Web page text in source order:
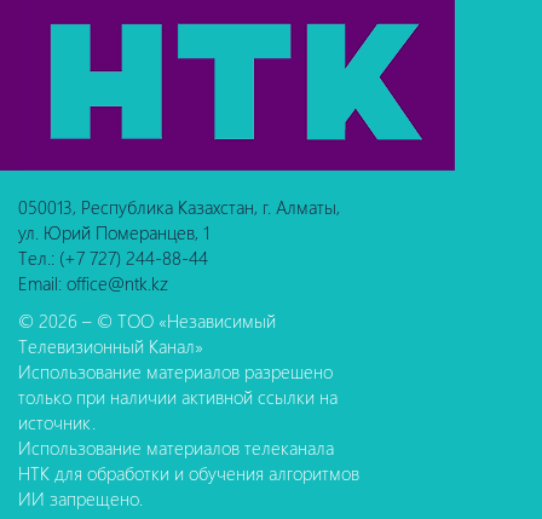
050013, Республика Казахстан, г. Алматы,
ул. Юрий Померанцев, 1
Тел.: (+7 727) 244-88-44
Email: office@ntk.kz
© 2026 – © ТОО «Независимый
Телевизионный Канал»
Использование материалов разрешено
только при наличии активной ссылки на
источник.
Использование материалов телеканала
НТК для обработки и обучения алгоритмов
ИИ запрещено.